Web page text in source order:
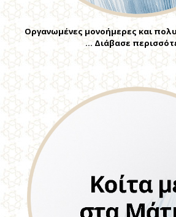
Οργανωμένες μονοήμερες και
… Διάβασε